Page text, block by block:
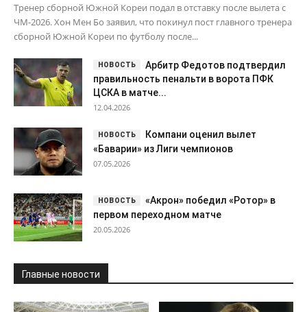
Тренер сборной Южной Кореи подал в отставку после вылета с
ЧМ-2026. Хон Мен Бо заявил, что покинул пост главного тренера
сборной Южной Кореи по футболу после...
Арбитр Федотов подтвердил
правильность пенальти в ворота ПФК
ЦСКА в матче...
12.04.2026
Компани оценил вылет
«Баварии» из Лиги чемпионов
07.05.2026
«Акрон» победил «Ротор» в
первом переходном матче
20.05.2026
Главные новости